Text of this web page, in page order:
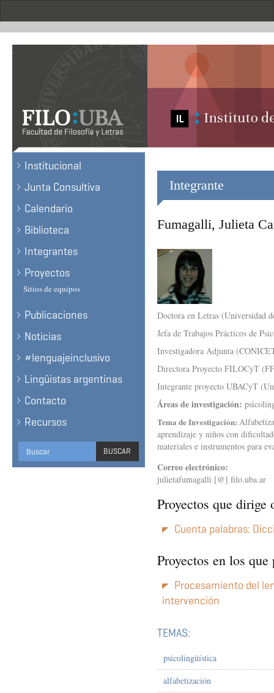
.
Institucional
Junta Consultiva
Calendario
Biblioteca
Integrantes
Proyectos
Sitios de equipos
Publicaciones
Noticias
#lenguajeinclusivo
Lingüistas argentinas
Contacto
Recursos
Formulario
de
BUSCAR
BUSCAR
Integrante
Fumagalli, Julieta
Doctora en Letras (Universidad
Jefa de Trabajos Prácticos de
Investigadora Adjunta
Directora Proyecto FILOCyT
Integrante proyecto UBACyT
Áreas de investigación:
Tema de Investigación:
aprendizaje y niños con
materiales e instrumentos para
Correo electrónico:
julietafumagalli [@] filo.uba.ar
Proyectos que dirige
Cuenta palabras:
Proyectos en los
Procesamiento del
intervención
TEMAS:
psicolingüística
alfabetización